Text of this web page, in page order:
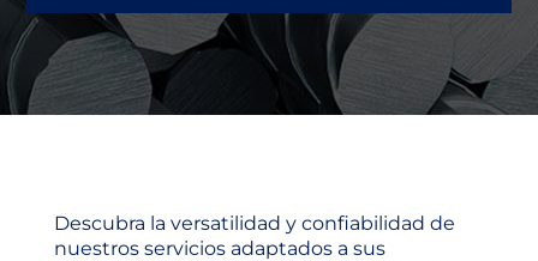
Descubra la versatilidad y confiabilidad de
nuestros servicios adaptados a sus